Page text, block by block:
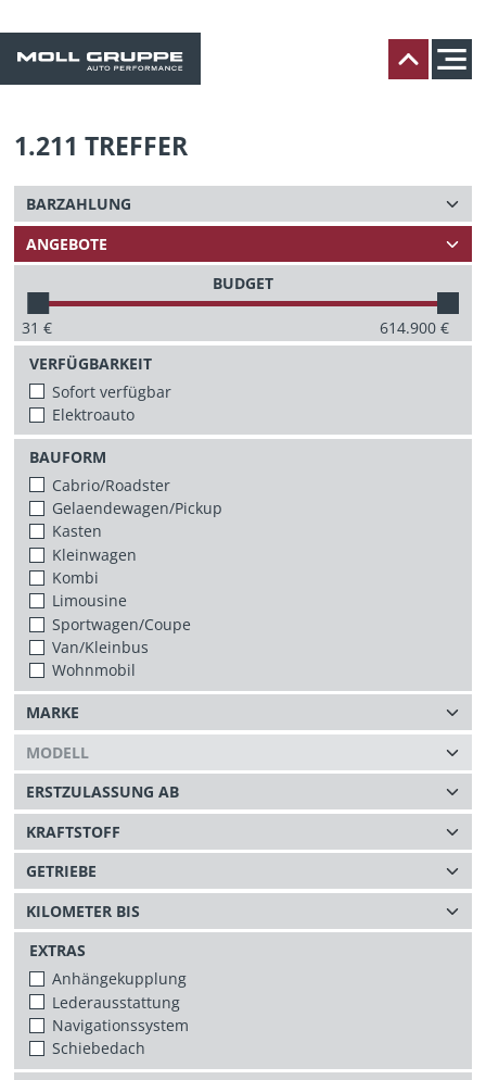
1.211TREFFER
BUDGET
31 € 614.900€
VERFÜGBARKEIT
Sofort verfügbar
Elektroauto
BAUFORM
Cabrio/Roadster
Gelaendewagen/Pickup
Kasten
Kleinwagen
Kombi
Limousine
Sportwagen/Coupe
Van/Kleinbus
Wohnmobil
EXTRAS
Anhängekupplung
Lederausstattung
Navigationssystem
Schiebedach